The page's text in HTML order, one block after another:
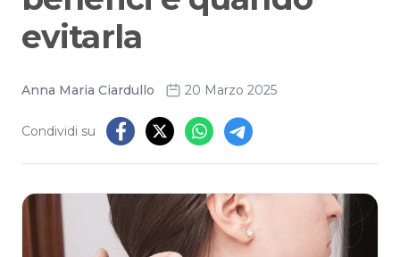
evitarla
Anna Maria Ciardullo 20 Marzo 2025
Condividi su